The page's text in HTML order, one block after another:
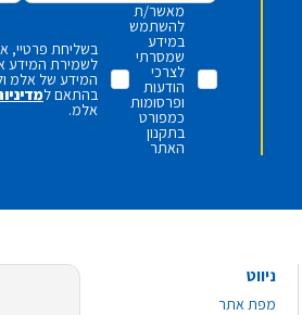
מאשר/ת
להשתמש
במידע
שמסרתי
לצרכי
הודעות
ופרסומות
כמפורט
בתקנון
האתר
בשליחת פרטיי,
לשמירת המידע
המידע של אלמ
בהתאם ל
אלמ.
ניווט
מפת אתר